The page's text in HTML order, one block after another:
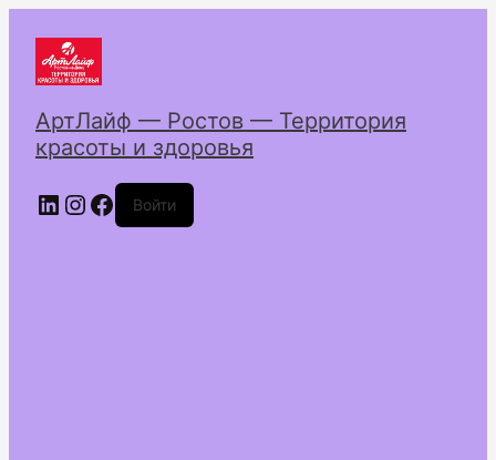
АртЛайф — Ростов — Территория
красоты и здоровья
LinkedIn
Instagram
Facebook
Войти